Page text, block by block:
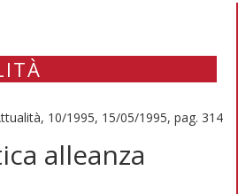
10/1995, 15/05/1995, pag. 314
alleanza